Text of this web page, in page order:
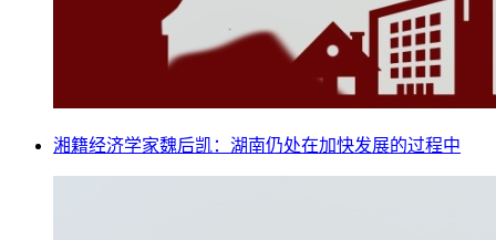
湘籍经济学家魏后凯：湖南仍处在加快发展的过程中